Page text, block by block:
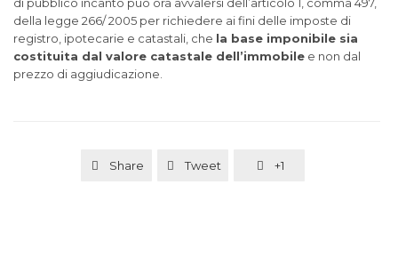
della legge 266/ 2005 per richiedere ai fini delle imposte di
registro, ipotecarie e catastali, che la base imponibile sia
costituita dal valore catastale dell’immobile e non dal
prezzo di aggiudicazione.
 Share  Tweet  +1